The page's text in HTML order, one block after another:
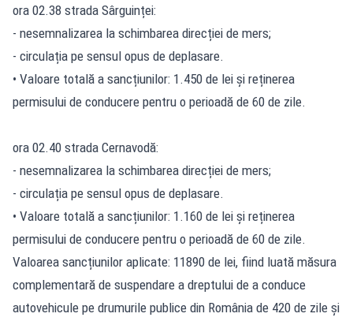
ora 02.38 strada Sârguinței:
- nesemnalizarea la schimbarea direcției de mers;
- circulația pe sensul opus de deplasare.
• Valoare totală a sancțiunilor: 1.450 de lei și reținerea
permisului de conducere pentru o perioadă de 60 de zile.
ora 02.40 strada Cernavodă:
- nesemnalizarea la schimbarea direcției de mers;
- circulația pe sensul opus de deplasare.
• Valoare totală a sancțiunilor: 1.160 de lei și reținerea
permisului de conducere pentru o perioadă de 60 de zile.
Valoarea sancțiunilor aplicate: 11890 de lei, fiind luată măsura
complementară de suspendare a dreptului de a conduce
autovehicule pe drumurile publice din România de 420 de zile și